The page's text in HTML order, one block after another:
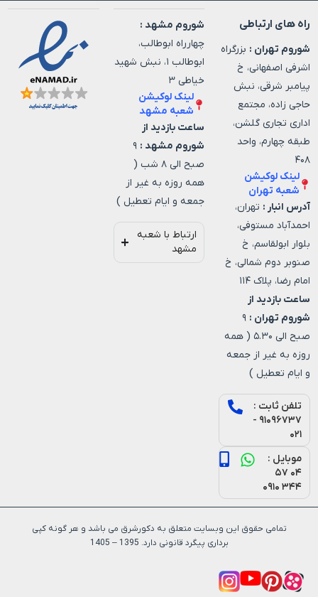
راه های ارتباطی
شوروم تهران : بزرگراه
اشرفی اصفهانی، خ
پیامبر شرقی، نبش
حاجی زاده، مجتمع
اداری تجاری گلشن،
طبقه چهارم، واحد
۴۰۸
لینک لوکیشن
شعبه تهران
آدرس انبار : تهران،
احمدآباد مستوفی،
بلوار ابولقاسم، خ
صنوبر دوم شمالی، خ
امام رضا، پلاک ۱۱۴
ساعت بازدید از
شوروم تهران : ۹
صبح الی ۵.۳۰ ( همه
روزه به غیر از جمعه
و ایام تعطیل )
تلفن ثابت :
۹۱۰۹۶۷۳۷ -
۰۲۱
موبایل :
۰۴ ۵۷
۳۴۴ ۰۹۱۰
شوروم مشهد :
چهارراه ابوطالب،
ابوطالب ۱، نبش شهید
خیاطی ۳
لینک لوکیشن
شعبه مشهد
ساعت بازدید از
شوروم مشهد : ۹
صبح الی ۸ شب (
همه روزه به غیر از
جمعه و ایام تعطیل )
ارتباط با شعبه
مشهد
تمامی حقوق این وبسایت متعلق به دکورشرق می باشد و هر گونه کپی
برداری پیگرد قانونی دارد. 1395 – 1405